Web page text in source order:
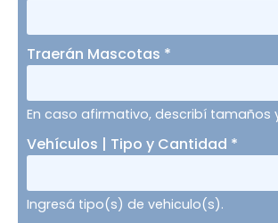
Traerán Mascotas *
En caso afirmativo, describí tamaños
Vehículos | Tipo y Cantidad *
Ingresá tipo(s) de vehiculo(s).